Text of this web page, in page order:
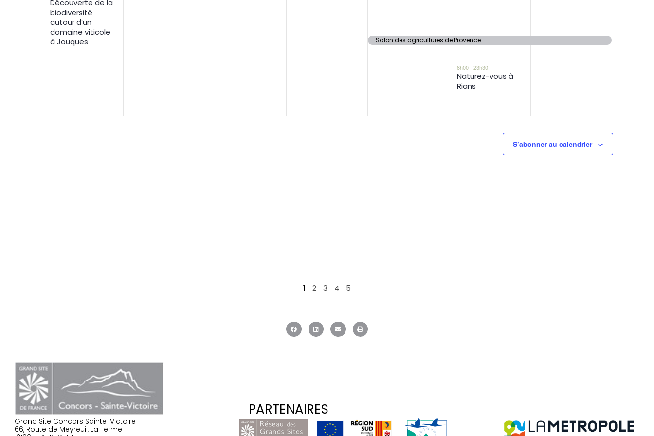
Découverte de la
biodiversité
autour d’un
domaine viticole
à Jouques
Salon des agricultures de Provence
8h00-23h30
Naturez-vous à
Rians
S’abonner au calendrier
1 2 3 4 5
Grand Site Concors Sainte-Victoire
66, Route de Meyreuil, La Ferme
PARTENAIRES